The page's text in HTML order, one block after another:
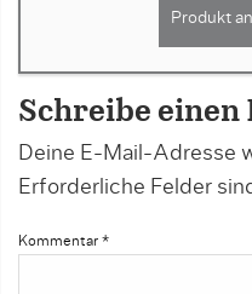
Produkt
Schreibe einen
Deine E-Mail-Adresse
Erforderliche Felder
Kommentar *